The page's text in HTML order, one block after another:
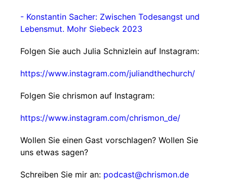
- Konstantin Sacher: Zwischen Todesangst und
Lebensmut. Mohr Siebeck 2023
Folgen Sie auch Julia Schnizlein auf Instagram:
https://www.instagram.com/juliandthechurch/
Folgen Sie chrismon auf Instagram:
https://www.instagram.com/chrismon_de/
Wollen Sie einen Gast vorschlagen? Wollen Sie
uns etwas sagen?
Schreiben Sie mir an: podcast@chrismon.de